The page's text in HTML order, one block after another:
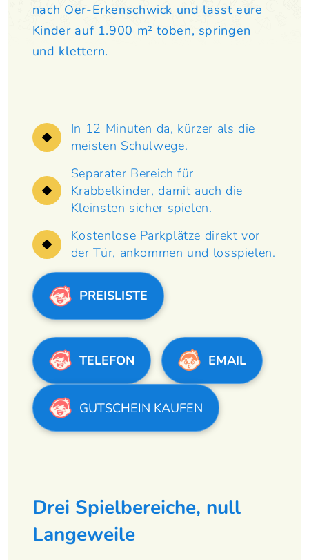
nach Oer-Erkenschwick und lasst eure
Kinder auf 1.900 m² toben, springen
und klettern.
In 12 Minuten da, kürzer als die
meisten Schulwege.
Separater Bereich für
Krabbelkinder, damit auch die
Kleinsten sicher spielen.
Kostenlose Parkplätze direkt vor
der Tür, ankommen und losspielen.
PREISLISTE
TELEFON EMAIL
GUTSCHEIN KAUFEN
Drei Spielbereiche, null
Langeweile